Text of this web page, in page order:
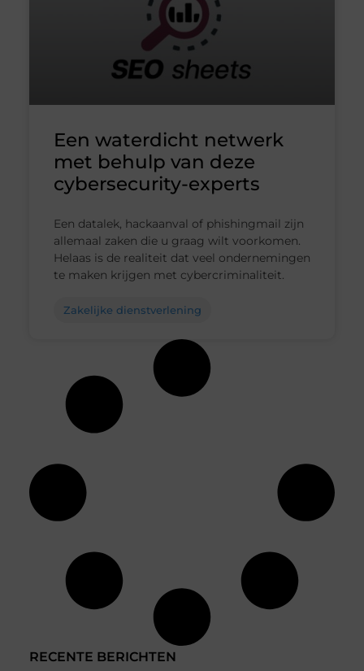
RECENTE BERICHTEN
Een waterdicht netwerk
met behulp van deze
cybersecurity-experts
Een datalek, hackaanval of phishingmail zijn
allemaal zaken die u graag wilt voorkomen.
Helaas is de realiteit dat veel ondernemingen
te maken krijgen met cybercriminaliteit.
Zakelijke dienstverlening